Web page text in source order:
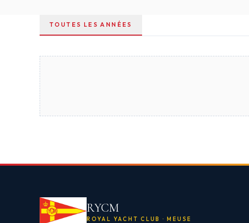
TOUTES LES ANNÉES
RYCM
ROYAL YACHT CLUB · MEUSE